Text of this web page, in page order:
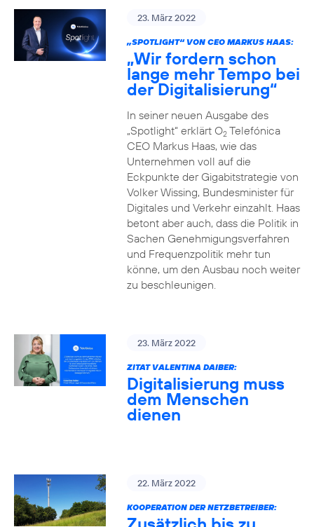
23. März 2022
„SPOTLIGHT“ VON CEO MARKUS HAAS:
„Wir fordern schon
lange mehr Tempo bei
der Digitalisierung“
In seiner neuen Ausgabe des
„Spotlight“ erklärt O2Telefónica
CEO Markus Haas, wie das
Unternehmen voll auf die
Eckpunkte der Gigabitstrategie von
Volker Wissing, Bundesminister für
Digitales und Verkehr einzahlt. Haas
betont aber auch, dass die Politik in
Sachen Genehmigungsverfahren
und Frequenzpolitik mehr tun
könne, um den Ausbau noch weiter
zu beschleunigen.
23. März 2022
ZITAT VALENTINA DAIBER:
Digitalisierung muss
dem Menschen
dienen
22. März 2022
KOOPERATION DER NETZBETREIBER: